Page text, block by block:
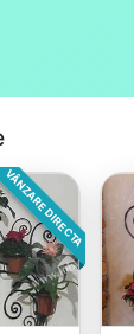
VÂNZARE DIRECTA